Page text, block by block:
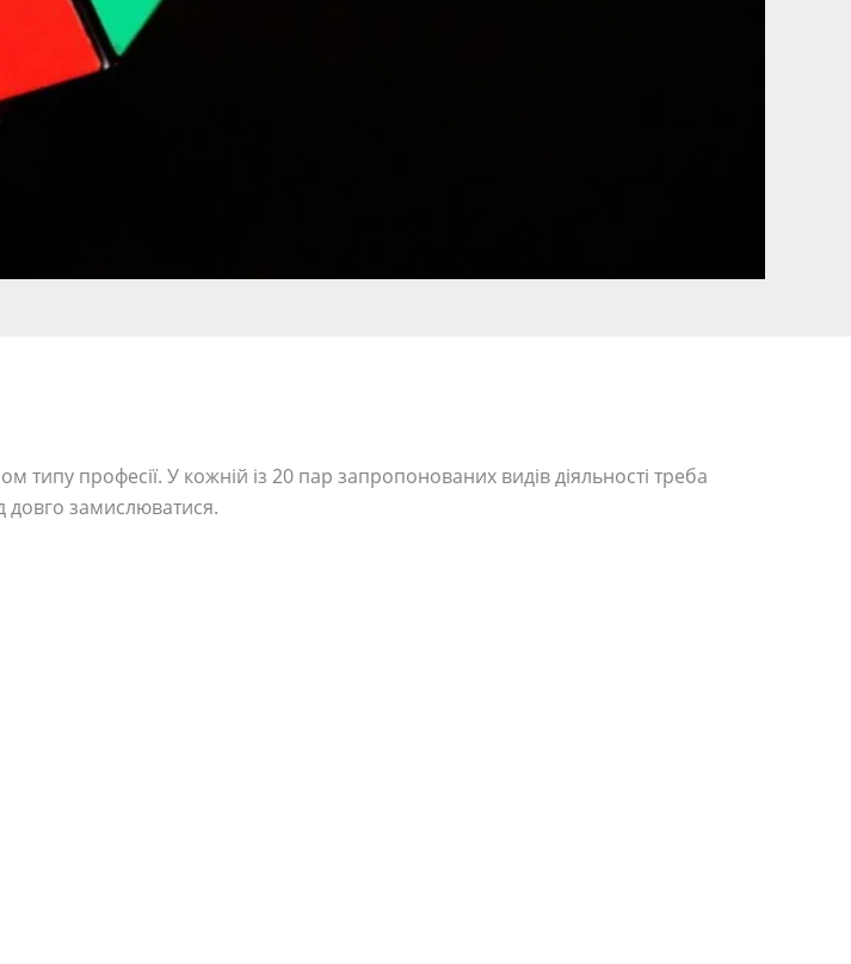
професії. У кожній із 20 пар запропонованих видів діяльності треба
довго замислюватися.